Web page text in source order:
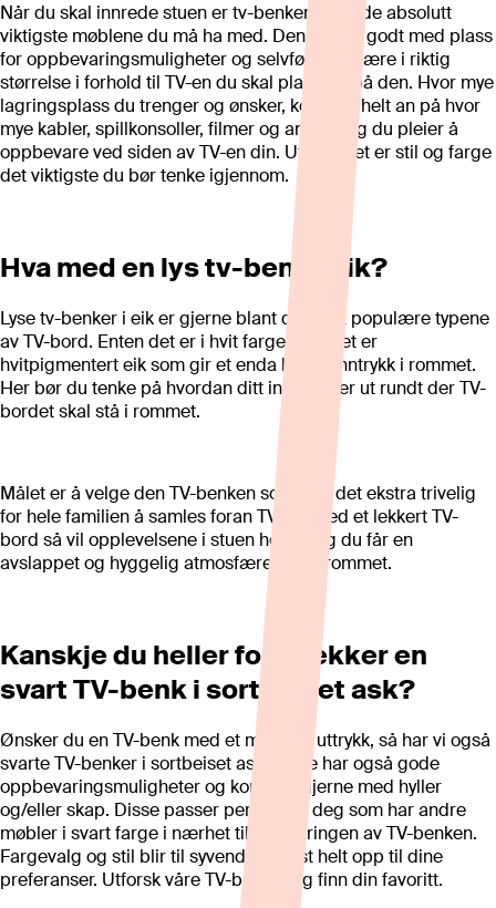
Når du skal innrede stuen er tv-benken et av de absolutt
viktigste møblene du må ha med. Den bør ha godt med plass
for oppbevaringsmuligheter og selvfølgelig være i riktig
størrelse i forhold til TV-en du skal plassere på den. Hvor mye
lagringsplass du trenger og ønsker, kommer helt an på hvor
mye kabler, spillkonsoller, filmer og andre ting du pleier å
oppbevare ved siden av TV-en din. Utover det er stil og farge
det viktigste du bør tenke igjennom.
Hva med en lys tv-benk i eik?
Lyse tv-benker i eik er gjerne blant de mest populære typene
av TV-bord. Enten det er i hvit farge eller det er
hvitpigmentert eik som gir et enda lysere inntrykk i rommet.
Her bør du tenke på hvordan ditt interiør ser ut rundt der TV-
bordet skal stå i rommet.
Målet er å velge den TV-benken som gjør det ekstra trivelig
for hele familien å samles foran TV-en. Med et lekkert TV-
bord så vil opplevelsene i stuen heves, og du får en
avslappet og hyggelig atmosfære i hele rommet.
Kanskje du heller foretrekker en
svart TV-benk i sortbeiset ask?
Ønsker du en TV-benk med et mørkere uttrykk, så har vi også
svarte TV-benker i sortbeiset ask. Disse har også gode
oppbevaringsmuligheter og kommer gjerne med hyller
og/eller skap. Disse passer perfekt for deg som har andre
møbler i svart farge i nærhet til plasseringen av TV-benken.
Fargevalg og stil blir til syvende og sist helt opp til dine
preferanser. Utforsk våre TV-benker og finn din favoritt.